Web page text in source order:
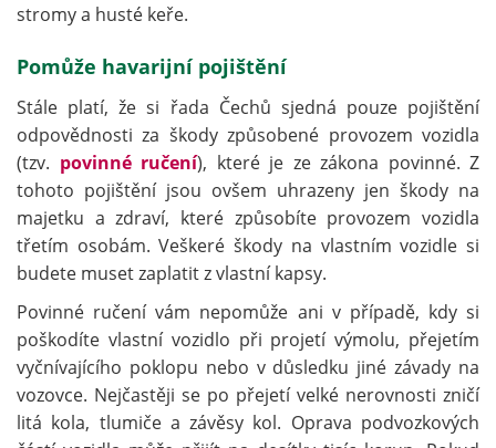
stromy a husté keře.
Pomůže havarijní pojištění
Stále platí, že si řada Čechů sjedná pouze pojištění
odpovědnosti za škody způsobené provozem vozidla
(tzv. povinné ručení), které je ze zákona povinné. Z
tohoto pojištění jsou ovšem uhrazeny jen škody na
majetku a zdraví, které způsobíte provozem vozidla
třetím osobám. Veškeré škody na vlastním vozidle si
budete muset zaplatit z vlastní kapsy.
Povinné ručení vám nepomůže ani v případě, kdy si
poškodíte vlastní vozidlo při projetí výmolu, přejetím
vyčnívajícího poklopu nebo v důsledku jiné závady na
vozovce. Nejčastěji se po přejetí velké nerovnosti zničí
litá kola, tlumiče a závěsy kol. Oprava podvozkových